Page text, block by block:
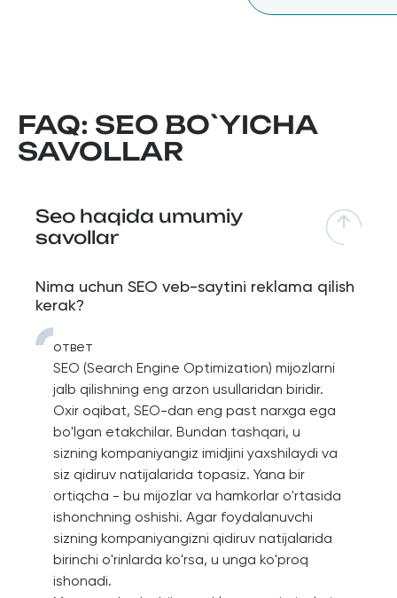
FAQ: SEO BO`YICHA
SAVOLLAR
Seo haqida umumiy
savollar
Nima uchun SEO veb-saytini reklama qilish
kerak?
ответ
SEO (Search Engine Optimization) mijozlarni
jalb qilishning eng arzon usullaridan biridir.
Oxir oqibat, SEO-dan eng past narxga ega
bo'lgan etakchilar. Bundan tashqari, u
sizning kompaniyangiz imidjini yaxshilaydi va
siz qidiruv natijalarida topasiz. Yana bir
ortiqcha - bu mijozlar va hamkorlar o'rtasida
ishonchning oshishi. Agar foydalanuvchi
sizning kompaniyangizni qidiruv natijalarida
birinchi o'rinlarda ko'rsa, u unga ko'proq
ishonadi.